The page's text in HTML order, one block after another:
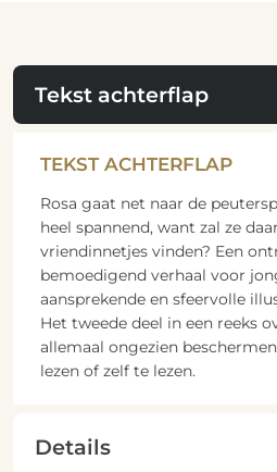
Tekst achterflap
TEKST ACHTERFLAP
Rosa gaat net naar de
heel spannend, want zal ze
vriendinnetjes vinden? Een
bemoedigend verhaal voor
aansprekende en sfeervolle
Het tweede deel in een reeks
allemaal ongezien
lezen of zelf te lezen.
Details